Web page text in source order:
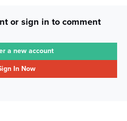
or sign in to comment
a new account
In Now